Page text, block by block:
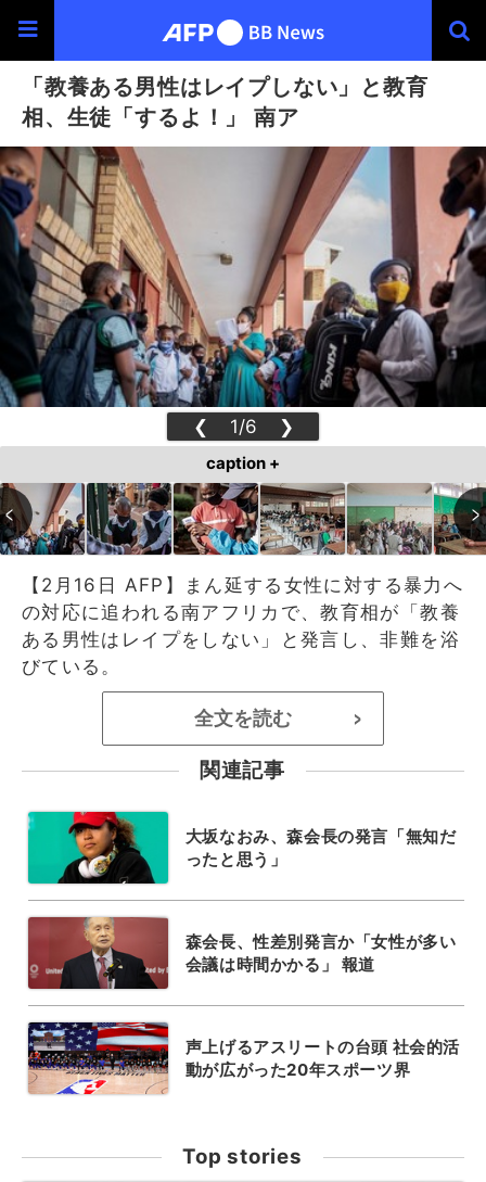
「教養ある男性はレイプしない」と教育
相、生徒「するよ！」 南ア
❮ 1/6 ❯
caption +
【2月16日 AFP】まん延する女性に対する暴力へ
の対応に追われる南アフリカで、教育相が「教養
ある男性はレイプをしない」と発言し、非難を浴
びている。
全文を読む >
関連記事
大坂なおみ、森会長の発言「無知だ
ったと思う」
森会長、性差別発言か「女性が多い
会議は時間かかる」 報道
声上げるアスリートの台頭 社会的活
動が広がった20年スポーツ界
Top stories